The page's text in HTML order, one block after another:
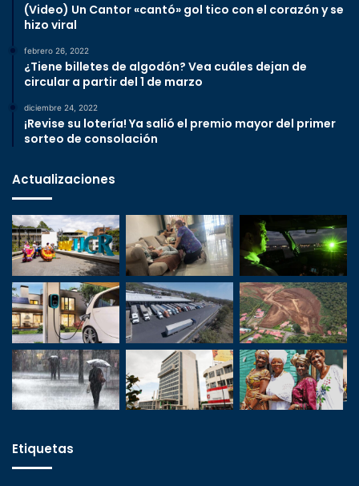
(Video) Un Cantor «cantó» gol tico con el corazón y se
hizo viral
febrero 26, 2022
¿Tiene billetes de algodón? Vea cuáles dejan de
circular a partir del 1 de marzo
diciembre 24, 2022
¡Revise su lotería! Ya salió el premio mayor del primer
sorteo de consolación
Actualizaciones
Etiquetas